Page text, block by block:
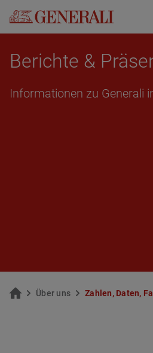
Be­rich­te &
In­for­ma­tio­nen zu Ge­ne­ra­li
Über uns Zah­len, Daten,